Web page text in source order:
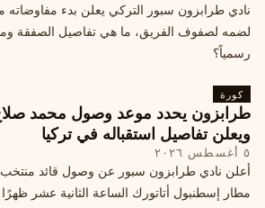
نادي طرابزون سبور التركي يعلن بدء مفاوضاته
لضمه لصفوف الفريق، ما هي تفاصيل الصفقة
رسمياً؟
كورة
طرابزون يحدد موعد وصول محمد
ويعلن تفاصيل استقباله في تركيا
٥ أغسطس ٢٠٢٦
أعلن نادي طرابزون سبور عن وصول قائد
مطار إسطنبول أتاتورك الساعة الثانية عشر ظهرًا